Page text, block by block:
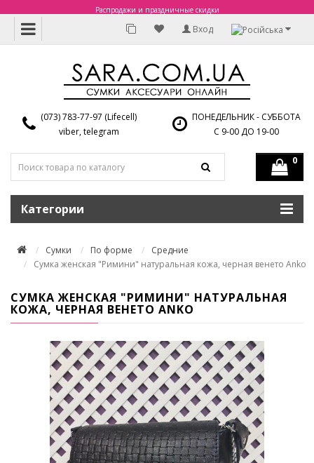
Распродажи и праздничные скидки
Вход
(073) 783-77-97 (Lifecell)
viber, telegram
ПОНЕДЕЛЬНИК - СУББОТА
С 9-00 ДО 19-00
0
Категории
Сумки По форме
Средние
Сумка женская "Римини" натуральная кожа, черная венето Anko
СУМКА ЖЕНСКАЯ "РИМИНИ" НАТУРАЛЬНАЯ
КОЖА, ЧЕРНАЯ ВЕНЕТО ANKO